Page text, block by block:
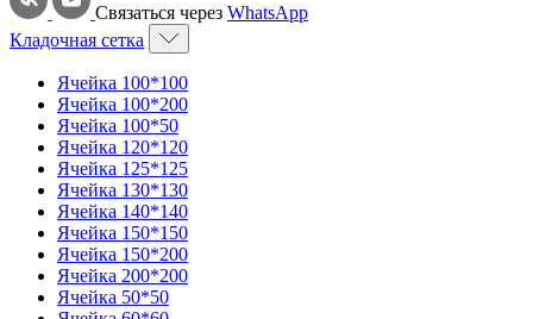
Связаться через WhatsApp
Кладочная сетка
Ячейка 100*100
Ячейка 100*200
Ячейка 100*50
Ячейка 120*120
Ячейка 125*125
Ячейка 130*130
Ячейка 140*140
Ячейка 150*150
Ячейка 150*200
Ячейка 200*200
Ячейка 50*50